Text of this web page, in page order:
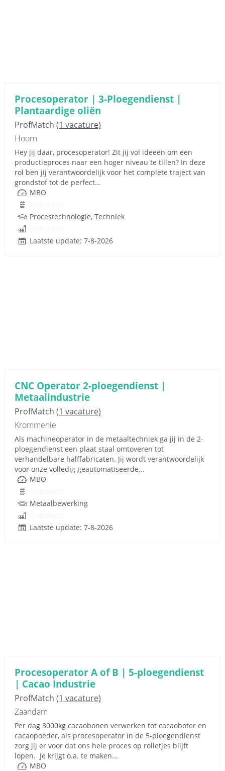
Procesoperator | 3-Ploegendienst |
Plantaardige oliën
ProfMatch (1 vacature)
Hoorn
Hey jij daar, procesoperator! Zit jij vol ideeën om een
productieproces naar een hoger niveau te tillen? In deze
rol ben jij verantwoordelijk voor het complete traject van
grondstof tot de perfect...
MBO
Procestechnologie, Techniek
Laatste update: 7-8-2026
CNC Operator 2-ploegendienst |
Metaalindustrie
ProfMatch (1 vacature)
Krommenie
Als machineoperator in de metaaltechniek ga jij in de 2-
ploegendienst een plaat staal omtoveren tot
verhandelbare halffabricaten. Jij wordt verantwoordelijk
voor onze volledig geautomatiseerde...
MBO
Metaalbewerking
Laatste update: 7-8-2026
Procesoperator A of B | 5-ploegendienst
| Cacao Industrie
ProfMatch (1 vacature)
Zaandam
Per dag 3000kg cacaobonen verwerken tot cacaoboter en
cacaopoeder, als procesoperator in de 5-ploegendienst
zorg jij er voor dat ons hele proces op rolletjes blijft
lopen. Je krijgt o.a. te maken...
MBO